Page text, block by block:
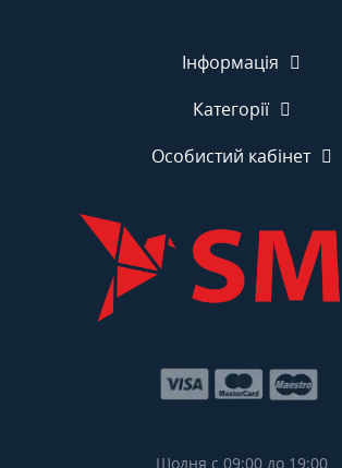
Інформація
Категорії
Особистий кабінет
Щодня с 09:00 до 19:00